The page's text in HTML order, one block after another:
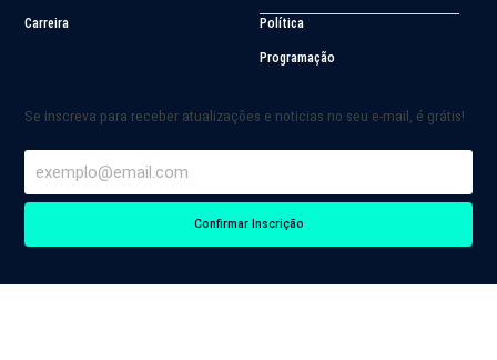
Carreira Política
Programação
Se inscreva para receber atualizações e noticias no seu e-mail, é grátis!
Confirmar Inscrição